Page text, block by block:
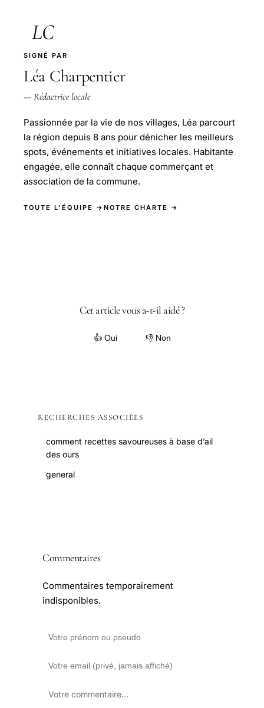
LC
SIGNÉ PAR
Léa Charpentier
— Rédactrice locale
Passionnée par la vie de nos villages, Léa parcourt
la région depuis 8 ans pour dénicher les meilleurs
spots, événements et initiatives locales. Habitante
engagée, elle connaît chaque commerçant et
association de la commune.
TOUTE L'ÉQUIPE → NOTRE CHARTE →
Cet article vous a-t-il aidé ?
👍 Oui 👎 Non
RECHERCHES ASSOCIÉES
comment recettes savoureuses à base d’ail
des ours
general
Commentaires
Commentaires temporairement
indisponibles.